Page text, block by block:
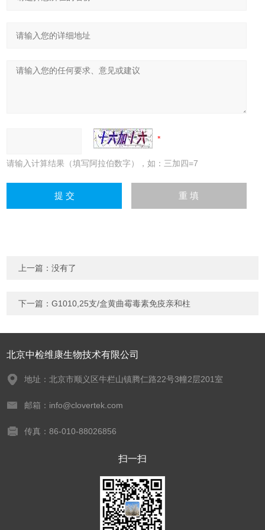
请输入计算结果（填写阿拉伯数字），如：三加四=7
上一篇：没有了
下一篇：G1010,25支/盒黄曲霉毒素免疫亲和柱
北京中检维康生物技术有限公司
地址：北京市顺义区牛栏山镇腾仁路22号3幢2层201室
邮箱：info@clovertek.com
传真：86-010-88026856
扫一扫